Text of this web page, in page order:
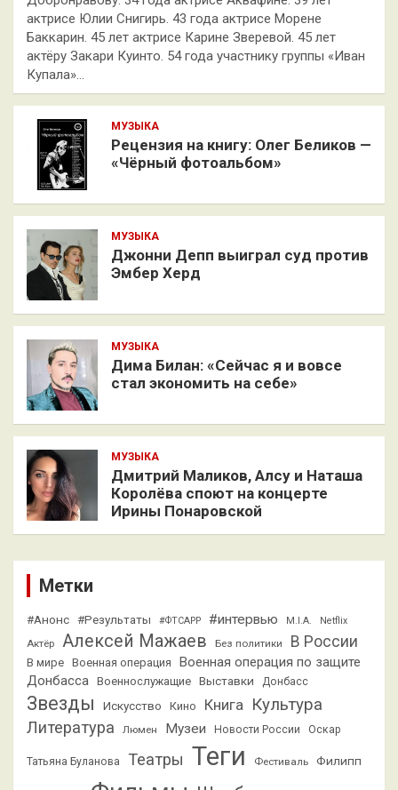
актрисе Юлии Снигирь. 43 года актрисе Морене
Баккарин. 45 лет актрисе Карине Зверевой. 45 лет
актёру Закари Куинто. 54 года участнику группы «Иван
Купала»…
МУЗЫКА
Рецензия на книгу: Олег Беликов —
«Чёрный фотоальбом»
МУЗЫКА
Джонни Депп выиграл суд против
Эмбер Херд
МУЗЫКА
Дима Билан: «Сейчас я и вовсе
стал экономить на себе»
МУЗЫКА
Дмитрий Маликов, Алсу и Наташа
Королёва споют на концерте
Ирины Понаровской
Метки
#Анонс #Результаты #ФТСАРР #интервью M.I.A. Netflix
Актёр Алексей Мажаев Без политики В России
В мире Военная операция
Военная операция по защите
Донбасса Военнослужащие Выставки Донбасс
Звезды Искусство Кино Книга Культура
Литература Люмен Музеи Новости России Оскар
Татьяна Буланова Театры Теги Фестиваль Филипп